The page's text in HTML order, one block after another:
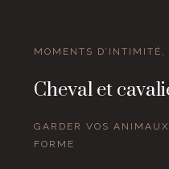
MOMENTS
Cheval et
GARDER VOS
FORME